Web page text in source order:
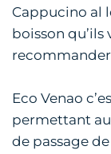
Cappucino al
boisson
recommander
Eco Venao
permettant
de passage